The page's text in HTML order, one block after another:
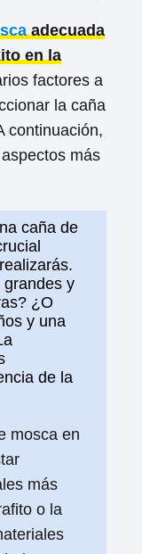
adecuada
en la
factores a
la caña
continuación,
más
caña de
y
¿O
y una
de la
mosca en
más
o la